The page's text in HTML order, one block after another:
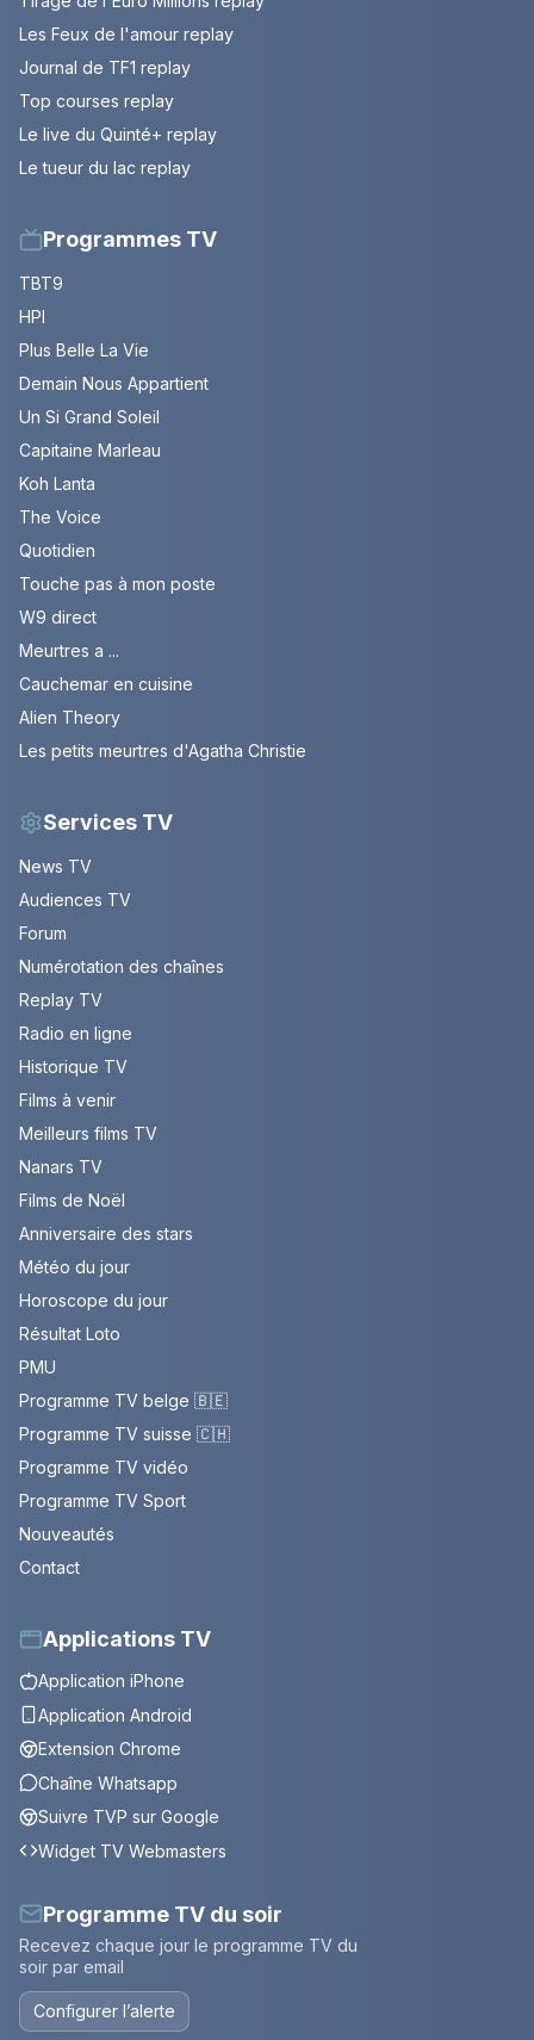
Les Feux de l'amour replay
Journal de TF1 replay
Top courses replay
Le live du Quinté+ replay
Le tueur du lac replay
Programmes TV
TBT9
HPI
Plus Belle La Vie
Demain Nous Appartient
Un Si Grand Soleil
Capitaine Marleau
Koh Lanta
The Voice
Quotidien
Touche pas à mon poste
W9 direct
Meurtres a ...
Cauchemar en cuisine
Alien Theory
Les petits meurtres d'Agatha Christie
Services TV
News TV
Audiences TV
Forum
Numérotation des chaînes
Replay TV
Radio en ligne
Historique TV
Films à venir
Meilleurs films TV
Nanars TV
Films de Noël
Anniversaire des stars
Météo du jour
Horoscope du jour
Résultat Loto
PMU
Programme TV belge 🇧🇪
Programme TV suisse 🇨🇭
Programme TV vidéo
Programme TV Sport
Nouveautés
Contact
Applications TV
Application iPhone
Application Android
Extension Chrome
Chaîne Whatsapp
Suivre TVP sur Google
Widget TV Webmasters
Programme TV du soir
Recevez chaque jour le programme TV du
soir par email
Configurer l’alerte